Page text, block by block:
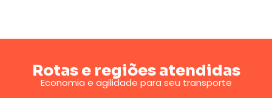
Rotas e regiões atendidas
Economia e agilidade para seu transporte